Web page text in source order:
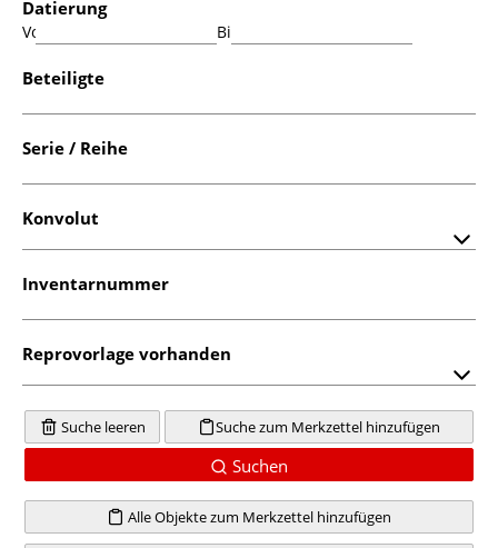
Datierung
Von: Bis:
Beteiligte
Serie / Reihe
Konvolut
Inventarnummer
Reprovorlage vorhanden
Suche leeren Suche zum Merkzettel hinzufügen
Suchen
Alle Objekte zum Merkzettel hinzufügen